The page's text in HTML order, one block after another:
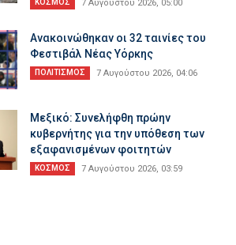
7 Αυγούστου 2026, 05:00
Ανακοινώθηκαν οι 32 ταινίες του
Φεστιβάλ Νέας Υόρκης
ΠΟΛΙΤΙΣΜΟΣ 7 Αυγούστου 2026, 04:06
Μεξικό: Συνελήφθη πρώην
κυβερνήτης για την υπόθεση των
εξαφανισμένων φοιτητών
ΚΟΣΜΟΣ 7 Αυγούστου 2026, 03:59